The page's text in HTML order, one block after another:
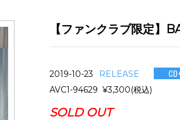
【ファンクラブ限定】
2019-10-23 RELEASE
AVC1-94629 ¥3,300(税込)
SOLD OUT